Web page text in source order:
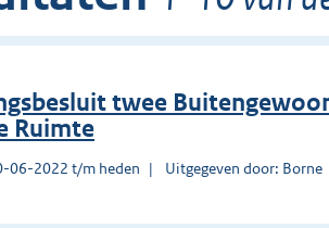
twee
Ruimte
06-2022 t/m heden Uitgegeven door: Borne